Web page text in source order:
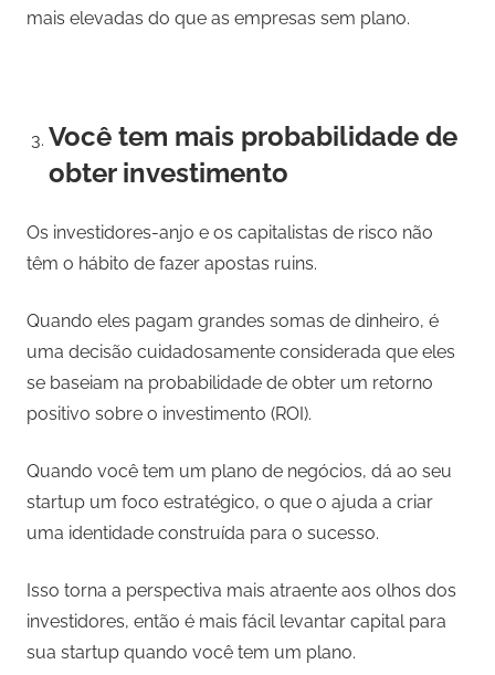
mais elevadas do que as empresas sem plano.
Você tem mais probabilidade de
obter investimento
Os investidores-anjo e os capitalistas de risco não
têm o hábito de fazer apostas ruins.
Quando eles pagam grandes somas de dinheiro, é
uma decisão cuidadosamente considerada que eles
se baseiam na probabilidade de obter um retorno
positivo sobre o investimento (ROI).
Quando você tem um plano de negócios, dá ao seu
startup um foco estratégico, o que o ajuda a criar
uma identidade construída para o sucesso.
Isso torna a perspectiva mais atraente aos olhos dos
investidores, então é mais fácil levantar capital para
sua startup quando você tem um plano.